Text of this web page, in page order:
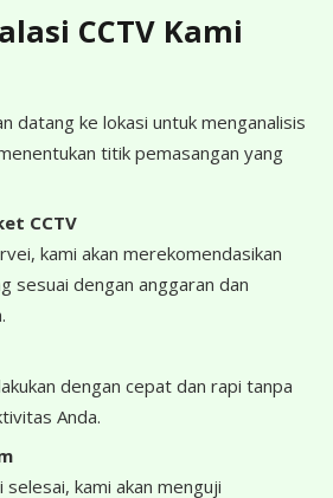
CCTV Kami
datang ke lokasi untuk menganalisis
titik pemasangan yang
CCTV
kami akan merekomendasikan
sesuai dengan anggaran dan
dengan cepat dan rapi tanpa
Anda.
selesai, kami akan menguji